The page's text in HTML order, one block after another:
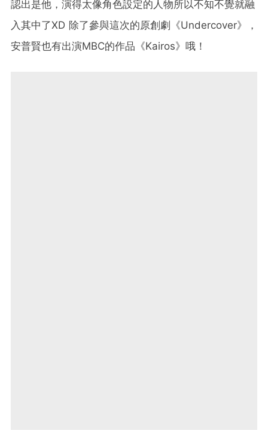
認出是他，演得太像角色設定的人物所以不知不覺就融
入其中了XD 除了參與這次的原創劇《Undercover》，
安普賢也有出演MBC的作品《Kairos》哦！